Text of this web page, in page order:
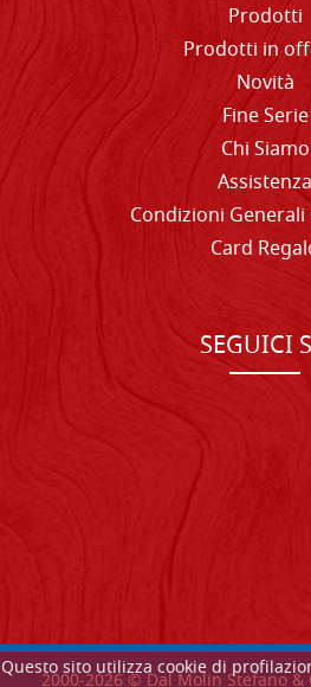
Questo sito utilizza cookie di
Prodotti
Prodotti in
Novità
Fine Serie
Chi Siamo
Assistenza
Condizioni
Card
SEGUICI
2000-2026© Dal Molin Stefano &